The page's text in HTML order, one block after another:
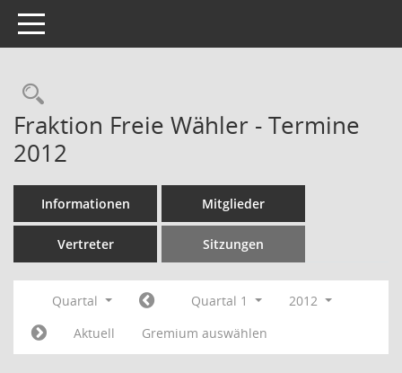
Toggle navigation
Rechercheauswahl
Fraktion Freie Wähler - Termine
2012
Informationen Mitglieder
Vertreter Sitzungen
Quartal Quartal 1
2012
Aktuell
Gremium auswählen